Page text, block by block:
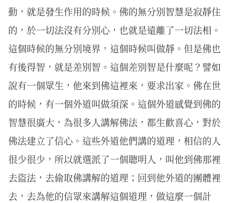
動，就是發生作用的時候。佛的無分別智慧是寂靜住
的，於一切法沒有分別心，也就是遠離了一切法相。
這個時候的無分別境界，這個時候叫做靜。但是佛也
有後得智，就是差別智。這個差別智是什麼呢？譬如
說有一個眾生，他來到佛這裡來，要求出家。佛在世
的時候，有一個外道叫做須深。這個外道感覺到佛的
智慧很廣大，為很多人講解佛法，都生歡喜心，對於
佛法建立了信心。這些外道他們講的道理，相信的人
很少很少，所以就選派了一個聰明人，叫他到佛那裡
去盜法，去偷取佛講解的道理；回到他外道的團體裡
去，去為他的信眾來講解這個道理，做這麼一個計